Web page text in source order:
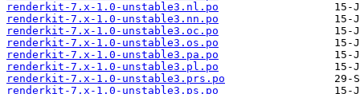
renderkit-7.x-1.0-unstable3.nl.po
renderkit-7.x-1.0-unstable3.nn.po
renderkit-7.x-1.0-unstable3.oc.po
renderkit-7.x-1.0-unstable3.os.po
renderkit-7.x-1.0-unstable3.pa.po
renderkit-7.x-1.0-unstable3.pl.po
renderkit-7.x-1.0-unstable3.prs.po
renderkit-7.x-1.0-unstable3.ps.po